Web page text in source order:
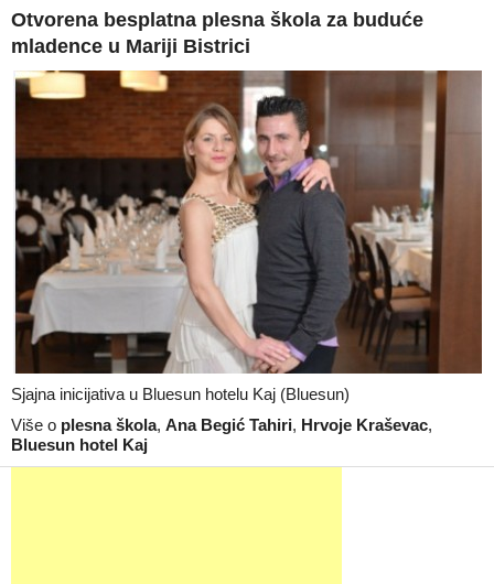
Otvorena besplatna plesna škola za buduće
mladence u Mariji Bistrici
Sjajna inicijativa u Bluesun hotelu Kaj (Bluesun)
Više o plesna škola, Ana Begić Tahiri, Hrvoje Kraševac,
Bluesun hotel Kaj